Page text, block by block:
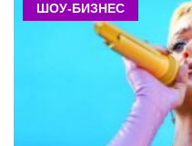
ШОУ-БИЗНЕС